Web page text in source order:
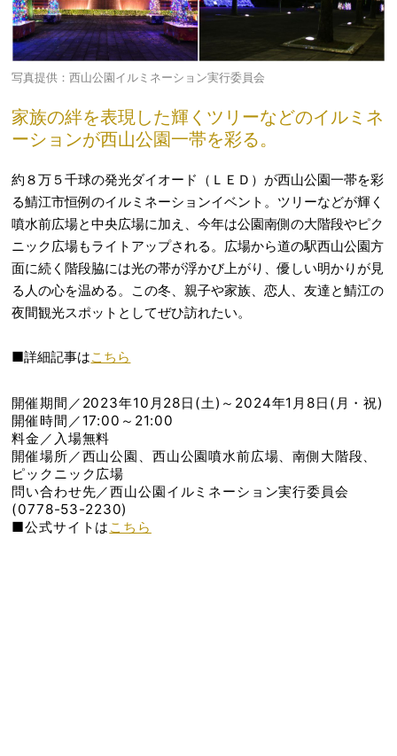
写真提供：西山公園イルミネーション実行委員会
家族の絆を表現した輝くツリーなどのイルミネ
ーションが西山公園一帯を彩る。
約８万５千球の発光ダイオード（ＬＥＤ）が西山公園一帯を彩
る鯖江市恒例のイルミネーションイベント。ツリーなどが輝く
噴水前広場と中央広場に加え、今年は公園南側の大階段やピク
ニック広場もライトアップされる。広場から道の駅西山公園方
面に続く階段脇には光の帯が浮かび上がり、優しい明かりが見
る人の心を温める。この冬、親子や家族、恋人、友達と鯖江の
夜間観光スポットとしてぜひ訪れたい。
■詳細記事はこちら
開催期間／2023年10月28日(土)～2024年1月8日(月・祝)
開催時間／17:00～21:00
料金／入場無料
開催場所／西山公園、西山公園噴水前広場、南側大階段、
ピックニック広場
問い合わせ先／西山公園イルミネーション実行委員会
(0778-53-2230)
■公式サイトは こちら